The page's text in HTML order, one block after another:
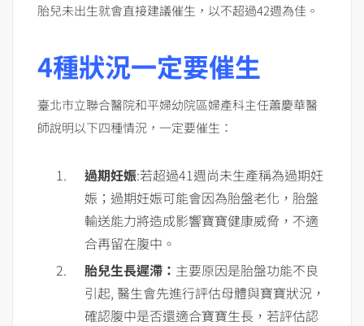
胎兒未出生就會直接建議催生，以不超過42週為佳。
4種狀況一定要催生
臺北市立聯合醫院和平婦幼院區婦產科主任蕭慶華醫
師說明以下四種情況，一定要催生：
過期妊娠:若超過41週尚未生產稱為過期妊
娠；過期妊娠可能會因為胎盤老化，胎盤
輸送能力將造成影響寶寶健康威脅，不適
合再留在腹中。
胎兒生長遲滯： 主要原因是胎盤功能不良
引起, 醫生會先進行評估母體與寶寶狀況，
確認腹中是否還適合寶寶生長，若評估認